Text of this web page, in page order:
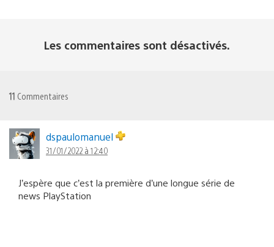
Les commentaires sont désactivés.
11 Commentaires
dspaulomanuel
31/01/2022 à 12:40
J’espère que c’est la première d’une longue série de
news PlayStation